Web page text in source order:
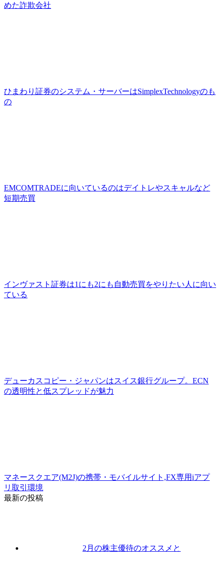
めた詐欺会社
ひまわり証券のシステム・サーバーはSimplexTechnologyのも
の
EMCOMTRADEに向いているのはデイトレやスキャルなど
短期売買
インヴァスト証券は1にも2にも自動売買をやりたい人に向い
ている
デューカスコピー・ジャパンはスイス銀行グループ。ECN
の透明性と低スプレッドが魅力
マネースクエア(M2J)の携帯・モバイルサイト,FX専用iアプ
リ取引環境
最新の投稿
2月の株主優待のオススメと